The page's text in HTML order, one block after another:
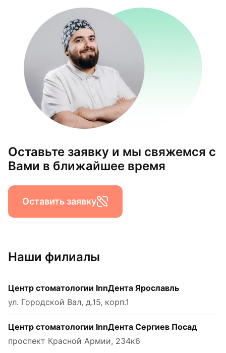
Оставьте заявку и мы свяжемся с
Вами в ближайшее время
Оставить заявку
Наши филиалы
Центр стоматологии InnДента Ярославль
ул. Городской Вал, д.15, корп.1
Центр стоматологии InnДента Сергиев Посад
проспект Красной Армии, 234к6